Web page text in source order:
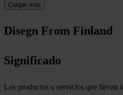
Cargar más
Disegn From Finland
Significado
Los productos o servicios que llevan